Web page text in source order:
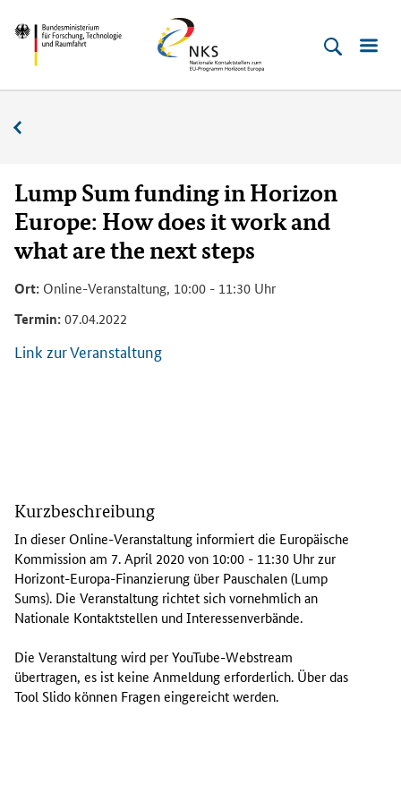
zum
Inhalt
(Eingabetaste)
zum
Hauptmenu
(Eingabetaste)
zur
Suche
(Eingabetaste)
zur
Fußleiste
(Enter)
Bundesministerium
Technologie
Raumfahrt
Horizont
Europa
Lump Sum funding in Horizon
Europe: How does it work and
what are the next steps
Ort: Online-Veranstaltung, 10:00 - 11:30 Uhr
Termin:07.04.2022
Link zur Veranstaltung
d
i
e
s
e
r
n
l
i
Kurzbeschreibung
In dieser Online-Veranstaltung informiert die Europäische
Kommission am 7. April 2020 von 10:00 - 11:30 Uhr zur
Horizont-Europa-Finanzierung über Pauschalen (Lump
Sums). Die Veranstaltung richtet sich vornehmlich an
Nationale Kontaktstellen und Interessenverbände.
Die Veranstaltung wird perYouTube-Webstream
übertragen, es ist keine Anmeldung erforderlich. Über das
Tool Slido können Fragen eingereicht werden.